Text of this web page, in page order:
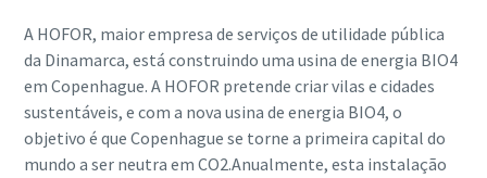
A HOFOR, maior empresa de serviços de utilidade pública
da Dinamarca, está construindo uma usina de energia BIO4
em Copenhague. A HOFOR pretende criar vilas e cidades
sustentáveis, e com a nova usina de energia BIO4, o
objetivo é que Copenhague se torne a primeira capital do
mundo a ser neutra em CO2.Anualmente, esta instalação